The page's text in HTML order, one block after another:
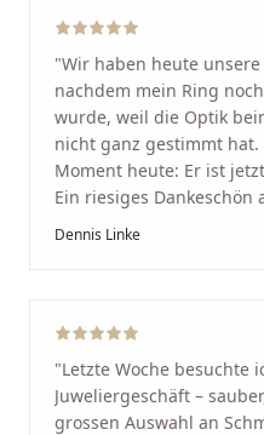
"Wir haben heute
nachdem mein Ring
wurde, weil die Optik
nicht ganz gestimmt
Moment heute: Er ist
Ein riesiges Dankeschön
Vom ersten Termin an
Arbeit und seine Kunden
Service und echte
richtig."
Dennis Linke
"Letzte Woche besuchte
Juweliergeschäft –
grossen Auswahl an